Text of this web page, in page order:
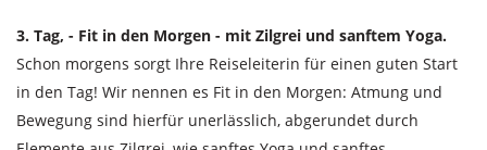
3. Tag, - Fit in den Morgen - mit Zilgrei und sanftem Yoga.
Schon morgens sorgt Ihre Reiseleiterin für einen guten Start
in den Tag! Wir nennen es Fit in den Morgen: Atmung und
Bewegung sind hierfür unerlässlich, abgerundet durch